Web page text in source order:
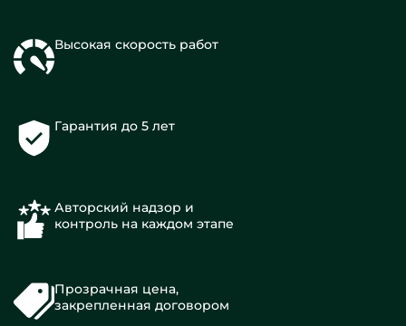
Высокая скорость работ
Гарантия до 5 лет
Авторский надзор и
контроль на каждом этапе
Прозрачная цена,
закрепленная договором